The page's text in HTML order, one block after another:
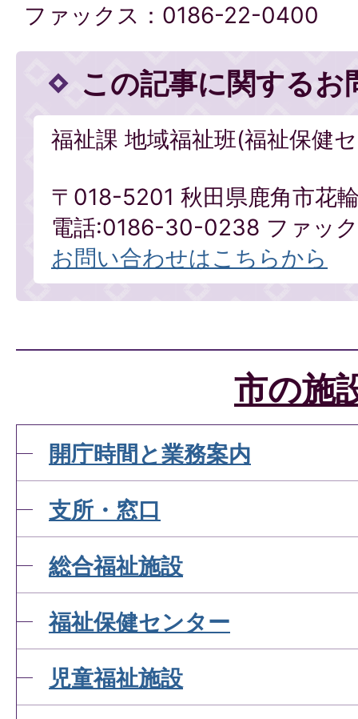
ファックス：0186-22-0400
この記事に関するお
福祉課 地域福祉班(福祉保健
〒018-5201 秋田県鹿角市花
電話:0186-30-0238 ファッ
お問い合わせはこちらから
市の施
開庁時間と業務案内
支所・窓口
総合福祉施設
福祉保健センター
児童福祉施設